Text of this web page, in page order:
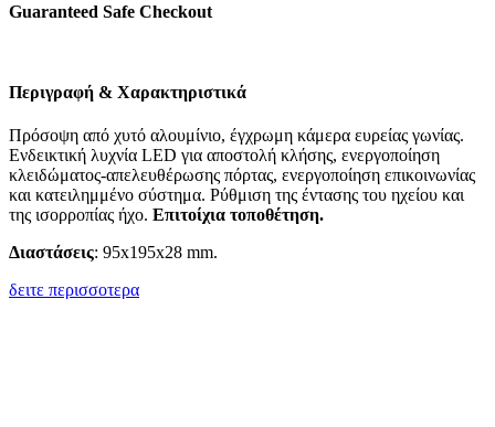
Guaranteed Safe Checkout
Περιγραφή & Χαρακτηριστικά
Πρόσοψη από χυτό αλουμίνιο, έγχρωμη κάμερα ευρείας γωνίας.
Ενδεικτική λυχνία LED για αποστολή κλήσης, ενεργοποίηση
κλειδώματος-απελευθέρωσης πόρτας, ενεργοποίηση επικοινωνίας
και κατειλημμένο σύστημα. Ρύθμιση της έντασης του ηχείου και
της ισορροπίας ήχο. Επιτοίχια τοποθέτηση.
Διαστάσεις: 95x195x28 mm.
δειτε περισσοτερα